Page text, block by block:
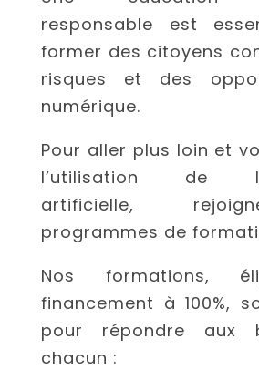
responsable est
former des citoyens
risques et des
numérique.
Pour aller plus loin et
l’utilisation de
artificielle,
programmes de
Nos formations,
financement à 100%,
pour répondre aux
chacun :